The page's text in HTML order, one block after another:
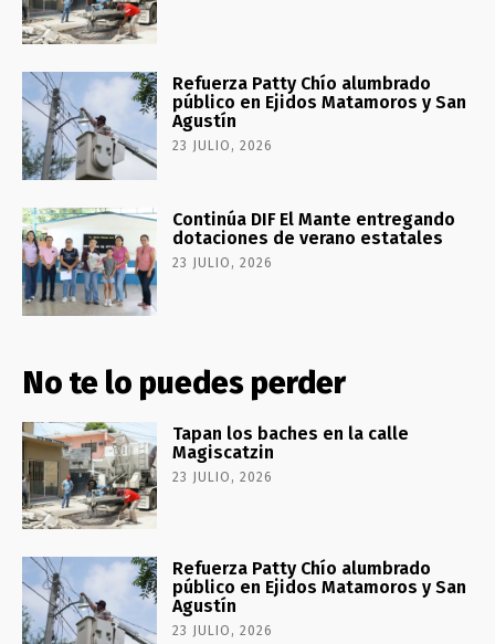
Refuerza Patty Chío alumbrado
público en Ejidos Matamoros y San
Agustín
23 JULIO, 2026
Continúa DIF El Mante entregando
dotaciones de verano estatales
23 JULIO, 2026
No te lo puedes perder
Tapan los baches en la calle
Magiscatzin
23 JULIO, 2026
Refuerza Patty Chío alumbrado
público en Ejidos Matamoros y San
Agustín
23 JULIO, 2026